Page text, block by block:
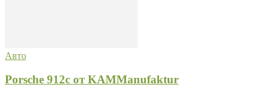
Авто
Porsche 912c от KAMManufaktur